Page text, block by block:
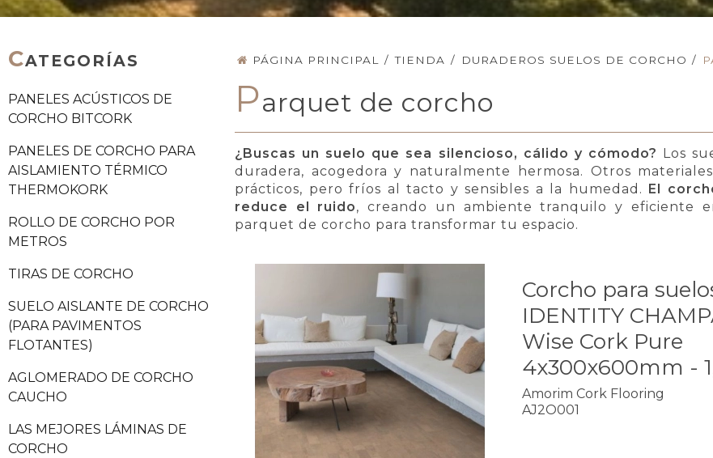
CATEGORÍAS
PANELES ACÚSTICOS DE
CORCHO BITCORK
PANELES DE CORCHO PARA
AISLAMIENTO TÉRMICO
THERMOKORK
ROLLO DE CORCHO POR
METROS
TIRAS DE CORCHO
SUELO AISLANTE DE CORCHO
(PARA PAVIMENTOS
FLOTANTES)
AGLOMERADO DE CORCHO
CAUCHO
LAS MEJORES LÁMINAS DE
CORCHO
PÁGINA PRINCIPAL / TIENDA / DURADEROS SUELOS DE CORCHO /
Parquet de corcho
¿Buscas un suelo que sea silencioso, cálido y cómodo?
Los
duradera, acogedora y naturalmente hermosa. Otros
prácticos, pero fríos al tacto y sensibles a la humedad.
El
reduce el ruido, creando un ambiente tranquilo y eficiente
parquet de corcho para transformar tu espacio.
Corcho para
IDENTITY
Wise Cork Pure
4x300x600mm -
Amorim Cork Flooring
AJ2O001